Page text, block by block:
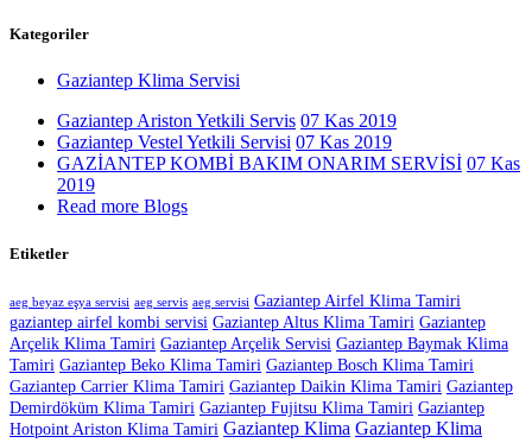
Kategoriler
Gaziantep Klima Servisi
Gaziantep Ariston Yetkili Servis 07 Kas 2019
Gaziantep Vestel Yetkili Servisi 07 Kas 2019
GAZİANTEP KOMBİ BAKIM ONARIM SERVİSİ 07 Kas
2019
Read more Blogs
Etiketler
aeg beyaz eşya servisi aeg servis aeg servisi Gaziantep Airfel Klima Tamiri
gaziantep airfel kombi servisi Gaziantep Altus Klima Tamiri Gaziantep
Arçelik Klima Tamiri Gaziantep Arçelik Servisi Gaziantep Baymak Klima
Tamiri Gaziantep Beko Klima Tamiri Gaziantep Bosch Klima Tamiri
Gaziantep Carrier Klima Tamiri Gaziantep Daikin Klima Tamiri Gaziantep
Demirdöküm Klima Tamiri Gaziantep Fujitsu Klima Tamiri Gaziantep
Hotpoint Ariston Klima Tamiri Gaziantep Klima Gaziantep Klima